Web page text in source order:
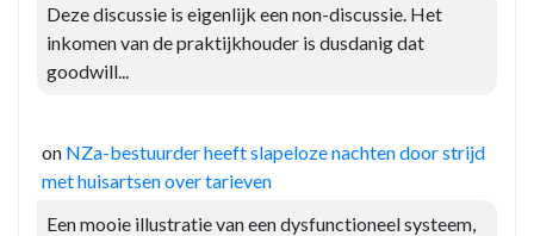
Deze discussie is eigenlijk een non-discussie. Het
inkomen van de praktijkhouder is dusdanig dat
goodwill...
on NZa-bestuurder heeft slapeloze nachten door strijd
met huisartsen over tarieven
Een mooie illustratie van een dysfunctioneel systeem,